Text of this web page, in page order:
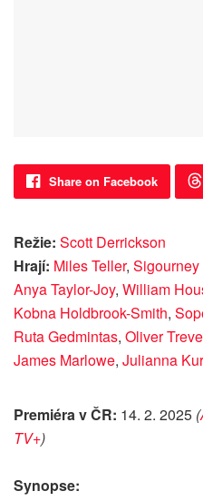
Share on Facebook
Režie: Scott Derrickson
Hrají: Miles Teller, Sigourney
Anya Taylor-Joy, William
Kobna Holdbrook-Smith,
Ruta Gedmintas, Oliver
James Marlowe, Julianna
Premiéra v ČR: 14. 2. 2025 (
TV+)
Synopse: